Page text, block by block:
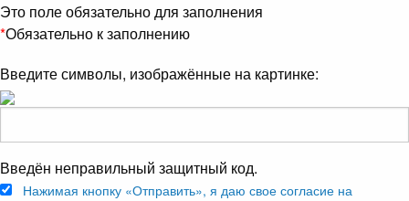
Это поле обязательно для заполнения
*Обязательно к заполнению
Введите символы, изображённые на картинке:
Введён неправильный защитный код.
Нажимая кнопку «Отправить», я даю свое согласие на